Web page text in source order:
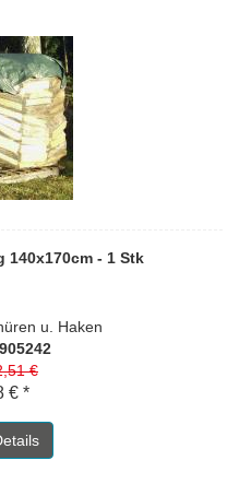
140x170cm - 1 Stk
u. Haken
€
€ *